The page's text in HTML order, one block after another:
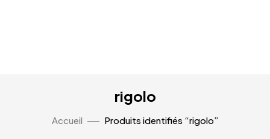
rigolo
Accueil Produits identifiés “rigolo”